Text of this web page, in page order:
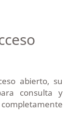
abierto, su
consulta y